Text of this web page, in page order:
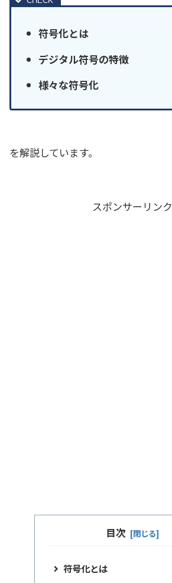
符号化とは
デジタル符号の特徴
様々な符号化
を解説しています。
スポンサーリンク
目次
符号化とは